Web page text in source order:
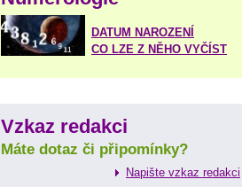
DATUM NAROZENÍ
CO LZE Z NĚHO VYČÍST
Vzkaz redakci
Máte dotaz či připomínky?
Napište vzkaz redakci